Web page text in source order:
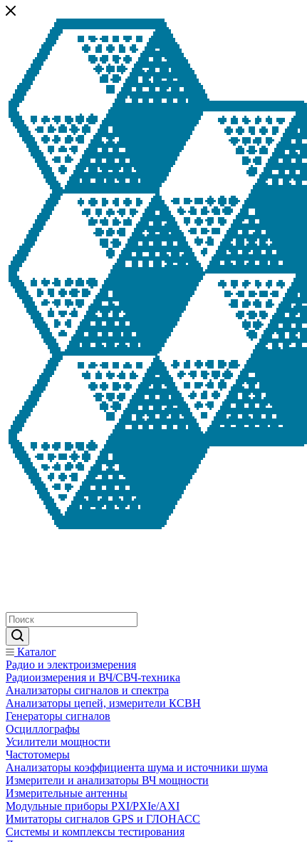
Каталог
Радио и электроизмерения
Радиоизмерения и ВЧ/СВЧ-техника
Анализаторы сигналов и спектра
Анализаторы цепей, измерители КСВН
Генераторы сигналов
Осциллографы
Усилители мощности
Частотомеры
Анализаторы коэффициента шума и источники шума
Измерители и анализаторы ВЧ мощности
Измерительные антенны
Модульные приборы PXI/PXIe/AXI
Имитаторы сигналов GPS и ГЛОНАСС
Системы и комплексы тестирования